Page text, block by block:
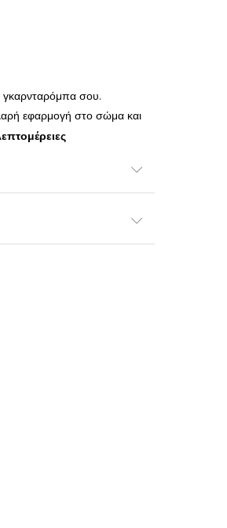
γκαρνταρόμπα σου.
εφαρμογή στο σώμα και